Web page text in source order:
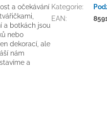
a očekávání
a botkách jsou
nebo
dekorací, ale
nám
a
Kategorie:
EAN: